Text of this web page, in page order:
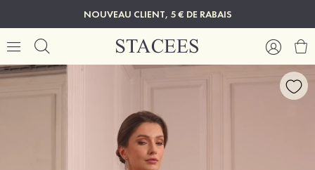
NOUVEAU CLIENT, 5 € DE RABAIS